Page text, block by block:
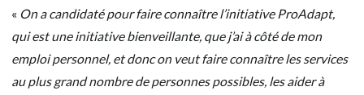
« On a candidaté pour faire connaître l’initiative ProAdapt,
qui est une initiative bienveillante, que j’ai à côté de mon
emploi personnel, et donc on veut faire connaître les services
au plus grand nombre de personnes possibles, les aider à